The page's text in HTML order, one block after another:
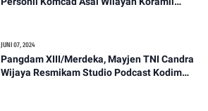
JUNI 07, 2024
Pangdam XIII/Merdeka, Mayjen TNI Candra
Wijaya Resmikam Studio Podcast Kodim